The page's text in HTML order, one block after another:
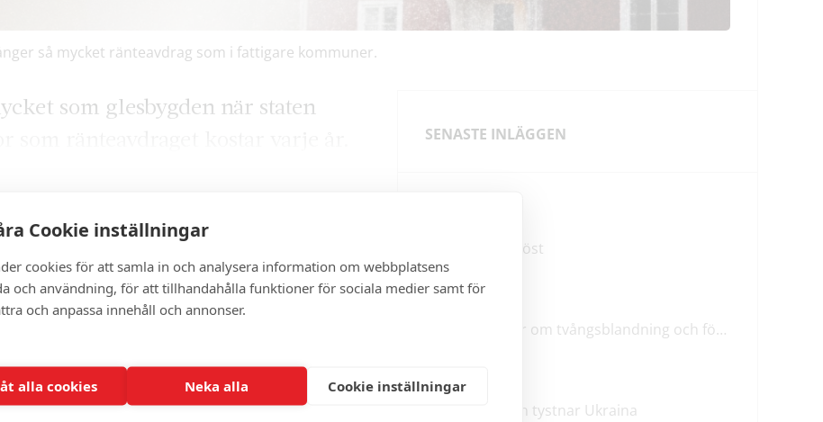
Cookie inställningar
cookies för att samla in och analysera information om webbplatsens
och användning, för att tillhandahålla funktioner för sociala medier samt för
och anpassa innehåll och annonser.
alla cookies Neka alla Cookie inställningar
så mycket ränteavdrag som i fattigare kommuner.
som glesbygden när staten
artikel?
och cirka 100 andra exklusiva och
SENASTE INLÄGGEN
Det händer i höst
LEDARE
M & SD hycklar om tvångsblandning och förvärrar segregationen
KRÖNIKOR
Mitt i frukosten tystnar Ukraina